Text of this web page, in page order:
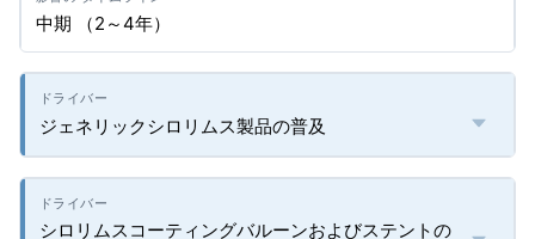
中期 （2～4年）
ジェネリックシロリムス製品の普及
シロリムスコーティングバルーンおよびステントの